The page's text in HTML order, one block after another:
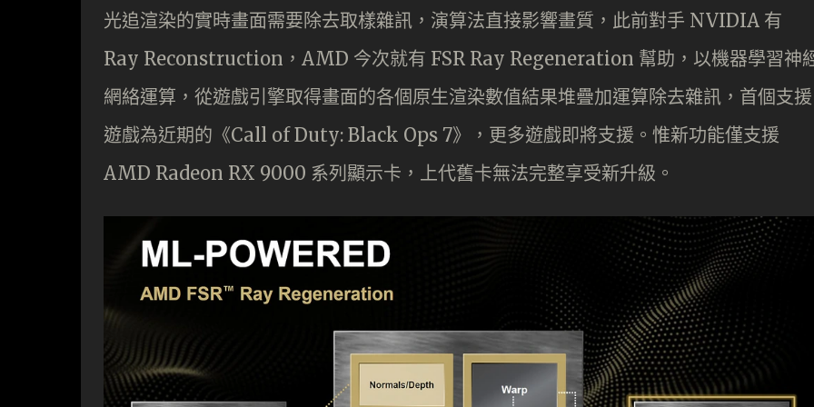
光追渲染的實時畫面需要除去取樣雜訊，演算法直接影響畫質，此前對手 NVIDIA 有
Ray Reconstruction，AMD 今次就有 FSR Ray Regeneration 幫助，以機器學習神
網絡運算，從遊戲引擎取得畫面的各個原生渲染數值結果堆疊加運算除去雜訊，首個支援
遊戲為近期的《Call of Duty: Black Ops 7》，更多遊戲即將支援。惟新功能僅支援
AMD Radeon RX 9000 系列顯示卡，上代舊卡無法完整享受新升級。